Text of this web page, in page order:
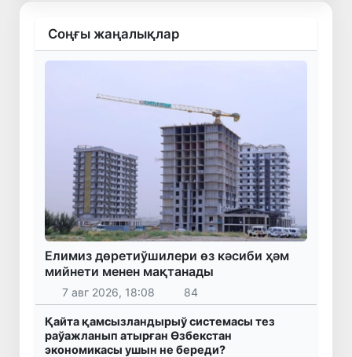
Соңғы жаңалықлар
Елимиз дөретиўшилери өз кәсиби ҳәм
мийнети менен мақтанады
7 авг 2026, 18:08 84
Қайта қамсызландырыў системасы тез
раўажланып атырған Өзбекстан
экономикасы ушын не береди?